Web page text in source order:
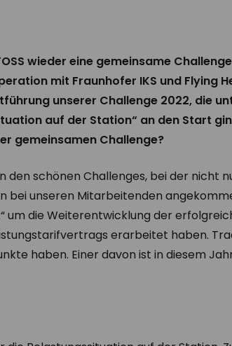
wieder eine gemeinsame
mit Fraunhofer IKS und Flying
unserer Challenge 2022, die
auf der Station“ an den Start
gemeinsamen Challenge?
den schönen Challenges, bei der nicht
bei unseren Mitarbeitenden
um die Weiterentwicklung der
erarbeitet haben.
haben. Einer davon ist in diesem